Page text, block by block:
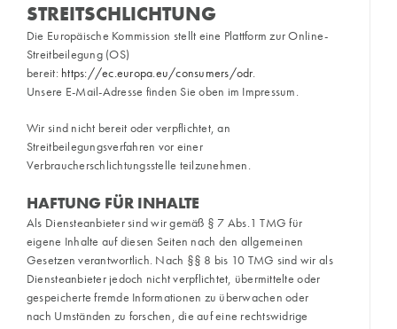
STREITSCHLICHTUNG
Die Europäische Kommission stellt eine Plattform zur Online-
Streitbeilegung (OS)
bereit: https://ec.europa.eu/consumers/odr.
Unsere E-Mail-Adresse finden Sie oben im Impressum.
Wir sind nicht bereit oder verpflichtet, an
Streitbeilegungsverfahren vor einer
Verbraucherschlichtungsstelle teilzunehmen.
HAFTUNG FÜR INHALTE
Als Diensteanbieter sind wir gemäß § 7 Abs.1 TMG für
eigene Inhalte auf diesen Seiten nach den allgemeinen
Gesetzen verantwortlich. Nach §§ 8 bis 10 TMG sind wir als
Diensteanbieter jedoch nicht verpflichtet, übermittelte oder
gespeicherte fremde Informationen zu überwachen oder
nach Umständen zu forschen, die auf eine rechtswidrige